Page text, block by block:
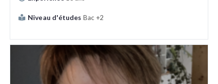
Niveau d'études Bac +2